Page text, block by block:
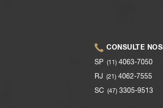
CONSULTE
SP (11) 4063-7050
RJ (21) 4062-7555
SC (47) 3305-9513